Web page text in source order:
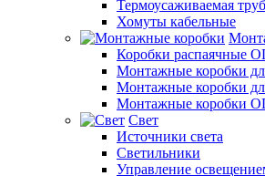
Термоусаживаемая
Хомуты кабельные
Коробки распаячные
Монтажные коробки
Монтажные коробки
Монтажные коробки
Свет
Источники света
Светильники
Управление